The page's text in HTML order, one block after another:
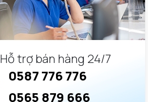
Hỗ trợ bán hàng 24/7
0587 776 776
0565 879 666